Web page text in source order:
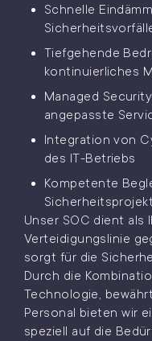
Schnelle
Tiefgehende
kontinuierliches
Managed
angepasste
Integration von
des IT-Betriebs
Kompetente
Unser SOC dient als
Verteidigungslinie
sorgt für die
Durch die
Technologie,
Personal bieten wir
speziell auf die